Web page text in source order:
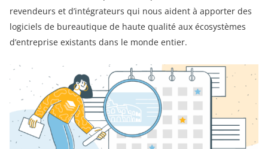
revendeurs et d’intégrateurs qui nous aident à apporter des
logiciels de bureautique de haute qualité aux écosystèmes
d’entreprise existants dans le monde entier.